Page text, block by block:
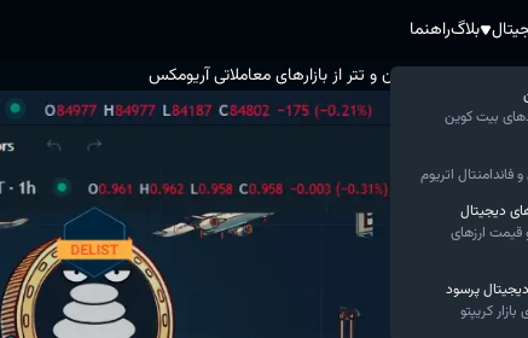
بیت کوین
فاندامنتال اتریوم
دیجیتال
قیمت ارزهای
پرسود
کریپتو
بلاگراهنما